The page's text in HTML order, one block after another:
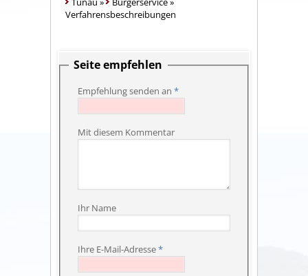
Verfahrensbeschreibungen
Seite empfehlen
Empfehlung senden an *
Mit diesem Kommentar
Ihr Name
Ihre E-Mail-Adresse*